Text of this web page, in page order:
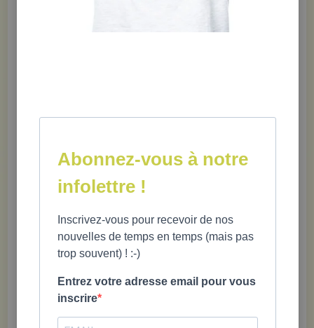
136 pages; 6 X 9" ; 12 ans et plus ; 978-2-923827-84-1
« Je demande à tous mes nouveaux clients de se procurer ce livre et
de l'ouvrir de façon aléatoire, au besoin. D'une part pour diminuer
les sensations défavorables causées par certaines turbulences et
Abonnez-vous à notre
infolettre !
Inscrivez-vous pour recevoir de nos
nouvelles de temps en temps (mais pas
trop souvent) ! :-)
Entrez votre adresse email pour vous
inscrire